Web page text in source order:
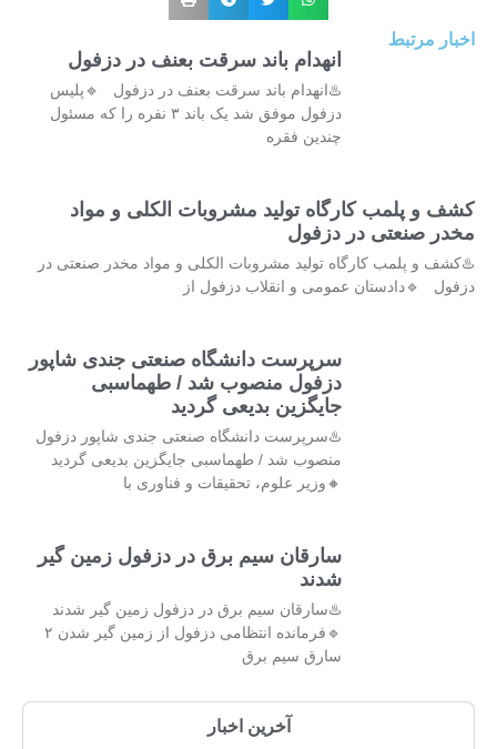
اخبار مرتبط
انهدام باند سرقت بعنف در دزفول
♨️انهدام باند سرقت بعنف در دزفول 🔹پلیس
دزفول موفق شد یک باند ۳ نفره را که مسئول
چندین فقره
کشف و پلمب کارگاه تولید مشروبات الکلی و مواد
مخدر صنعتی در دزفول
♨️کشف و پلمب کارگاه تولید مشروبات الکلی و مواد مخدر صنعتی در
دزفول 🔹دادستان عمومی و انقلاب دزفول از
سرپرست دانشگاه صنعتی جندی شاپور
دزفول منصوب شد / طهماسبی
جایگزین بدیعی گردید
♨️سرپرست دانشگاه صنعتی جندی شاپور دزفول
منصوب شد / طهماسبی جایگزین بدیعی گردید
🔸وزیر علوم، تحقیقات و فناوری با
سارقان سیم برق در دزفول زمین گیر
شدند
♨️سارقان سیم برق در دزفول زمین گیر شدند
🔹فرمانده انتظامی دزفول از زمین گیر شدن ۲
سارق سیم برق
آخرین اخبار